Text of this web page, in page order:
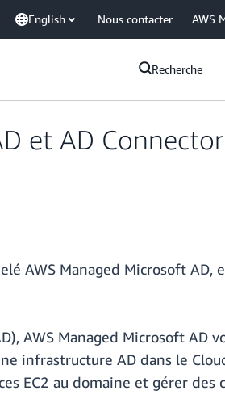
English Nous contacter AWS
Recherche
et AD
AWS Managed Microsoft AD,
AWS Managed Microsoft AD
infrastructure AD dans le
EC2 au domaine et gérer des